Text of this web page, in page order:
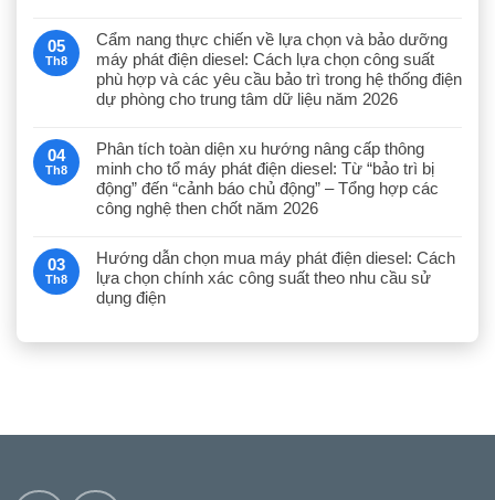
05
Th8
Cẩm nang thực chiến về lựa chọn và bảo dưỡng
máy phát điện diesel: Cách lựa chọn công suất
phù hợp và các yêu cầu bảo trì trong hệ thống điện
dự phòng cho trung tâm dữ liệu năm 2026
04
Th8
Phân tích toàn diện xu hướng nâng cấp thông
minh cho tổ máy phát điện diesel: Từ “bảo trì bị
động” đến “cảnh báo chủ động” – Tổng hợp các
công nghệ then chốt năm 2026
03
Th8
Hướng dẫn chọn mua máy phát điện diesel: Cách
lựa chọn chính xác công suất theo nhu cầu sử
dụng điện